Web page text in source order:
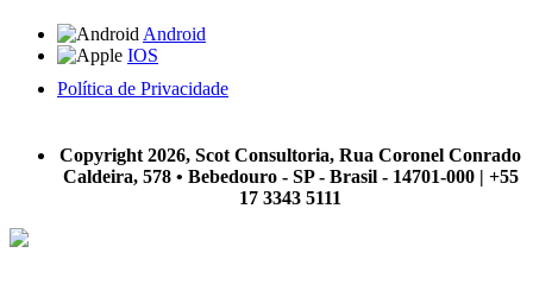
Android
IOS
Política de Privacidade
Copyright 2026, Scot Consultoria, Rua Coronel Conrado
Caldeira, 578 • Bebedouro - SP - Brasil - 14701-000 | +55
17 3343 5111